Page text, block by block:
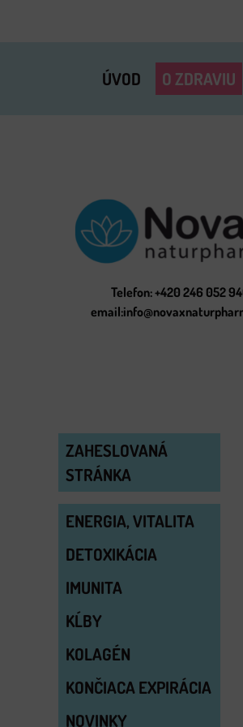
ÚVOD O ZDRAVIU
Telefon: +420 246 052
ZAHESLOVANÁ
STRÁNKA
ENERGIA, VITALITA
DETOXIKÁCIA
IMUNITA
KĹBY
KOLAGÉN
KONČIACA EXPIRÁCIA
NOVINKY